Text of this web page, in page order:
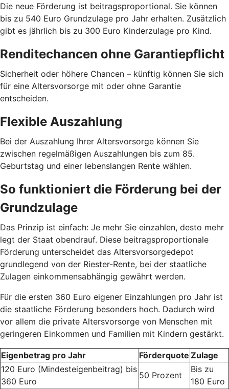
Die neue Förderung ist beitragsproportional. Sie können
bis zu 540 Euro Grundzulage pro Jahr erhalten. Zusätzlich
gibt es jährlich bis zu 300 Euro Kinderzulage pro Kind.
Renditechancen ohne Garantiepflicht
Sicherheit oder höhere Chancen – künftig können Sie sich
für eine Altersvorsorge mit oder ohne Garantie
entscheiden.
Flexible Auszahlung
Bei der Auszahlung Ihrer Altersvorsorge können Sie
zwischen regelmäßigen Auszahlungen bis zum 85.
Geburtstag und einer lebenslangen Rente wählen.
So funktioniert die Förderung bei der
Grundzulage
Das Prinzip ist einfach: Je mehr Sie einzahlen, desto mehr
legt der Staat obendrauf. Diese beitragsproportionale
Förderung unterscheidet das Altersvorsorgedepot
grundlegend von der Riester-Rente, bei der staatliche
Zulagen einkommensabhängig gewährt werden.
Für die ersten 360 Euro eigener Einzahlungen pro Jahr ist
die staatliche Förderung besonders hoch. Dadurch wird
vor allem die private Altersvorsorge von Menschen mit
geringeren Einkommen und Familien mit Kindern gestärkt.
Eigenbetrag pro Jahr Förderquote Zulage
120 Euro (Mindesteigenbeitrag) bis
360 Euro
50 Prozent
Bis zu
180 Euro